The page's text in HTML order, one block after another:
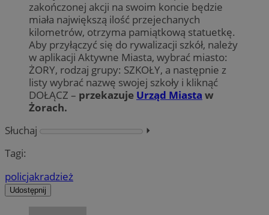
zakończonej akcji na swoim koncie będzie
miała największą ilość przejechanych
kilometrów, otrzyma pamiątkową statuetkę.
Aby przyłączyć się do rywalizacji szkół, należy
w aplikacji Aktywne Miasta, wybrać miasto:
ŻORY, rodzaj grupy: SZKOŁY, a następnie z
listy wybrać nazwę swojej szkoły i kliknąć
DOŁĄCZ – przekazuje Urząd Miasta w
Żorach.
Słuchaj
⏵︎
Tagi:
policjakradzież
Udostępnij